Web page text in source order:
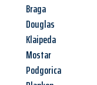
Braga
Douglas
Klaipeda
Mostar
Podgorica